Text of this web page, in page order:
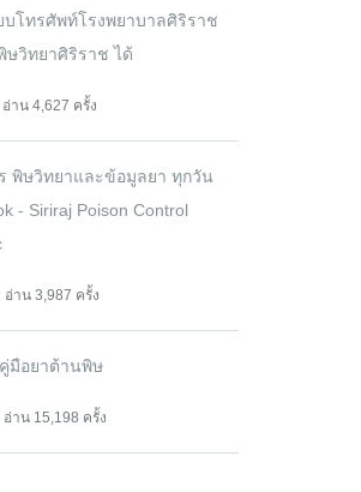
บโทรศัพท์โรงพยาบาลศิริราช
วิทยาศิริราช ได้
อ่าน 4,627 ครั้ง
พิษวิทยาและข้อมูลยา ทุกวัน
- Siriraj Poison Control
อ่าน 3,987 ครั้ง
มือยาต้านพิษ
อ่าน 15,198 ครั้ง